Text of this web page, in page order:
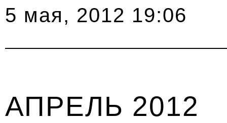
5 мая, 2012 19:06
АПРЕЛЬ 2012